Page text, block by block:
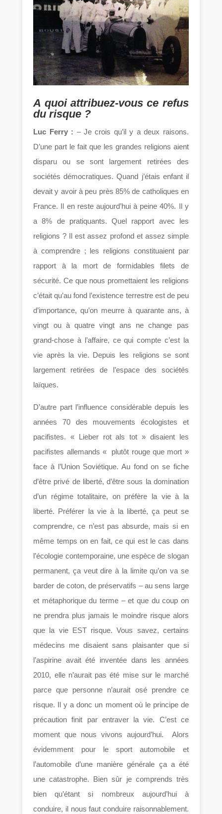
A quoi attribuez-vous ce refus
du risque ?
Luc Ferry : – Je crois qu’il y a deux raisons.
D’une part le fait que les grandes religions aient
disparu ou se sont largement retirées des
sociétés démocratiques. Quand j’étais enfant il
devait y avoir à peu près 85% de catholiques en
France. Il en reste aujourd’hui à peine 40%. Il y
a 8% de pratiquants. Quel rapport avec les
religions ? Il est assez profond et assez simple
à comprendre ; les religions constituaient par
rapport à la mort de formidables filets de
sécurité. Ce que nous promettaient les religions
c’était qu’au fond l’existence terrestre est de peu
d’importance, qu’on meurre à quarante ans, à
vingt ou à quatre vingt ans ne change pas
grand-chose à l’affaire, ce qui compte c’est la
vie après la vie. Depuis les religions se sont
largement retirées de l’espace des sociétés
laïques.
D’autre part l’influence considérable depuis les
années 70 des mouvements écologistes et
pacifistes. « Lieber rot als tot » disaient les
pacifistes allemands « plutôt rouge que mort »
face à l’Union Soviétique. Au fond on se fiche
d’être privé de liberté, d’être sous la domination
d’un régime totalitaire, on préfère la vie à la
liberté. Préférer la vie à la liberté, ça peut se
comprendre, ce n’est pas absurde, mais si en
même temps on en fait, ce qui est le cas dans
l’écologie contemporaine, une espèce de slogan
permanent, ça veut dire à la limite qu’on va se
barder de coton, de préservatifs – au sens large
et métaphorique du terme – et que du coup on
ne prendra plus jamais le moindre risque alors
que la vie EST risque. Vous savez, certains
médecins me disaient sans plaisanter que si
l’aspirine avait été inventée dans les années
2010, elle n’aurait pas été mise sur le marché
parce que personne n’aurait osé prendre ce
risque. Il y a donc un moment où le principe de
précaution finit par entraver la vie. C’est ce
moment que nous vivons aujourd’hui. Alors
évidemment pour le sport automobile et
l’automobile d’une manière générale ça a été
une catastrophe. Bien sûr je comprends très
bien qu’étant si nombreux aujourd’hui à
conduire, il nous faut conduire raisonnablement.